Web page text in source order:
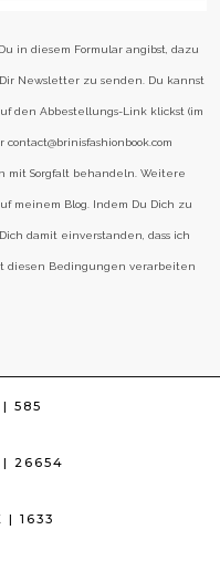
in diesem Formular angibst, dazu
Newsletter zu senden. Du kannst
den Abbestellungs-Link klickst (im
mit Sorgfalt behandeln. Weitere
meinem Blog. Indem Du Dich zu
damit einverstanden, dass ich
diesen Bedingungen verarbeiten
| 585
| 26654
| 1633